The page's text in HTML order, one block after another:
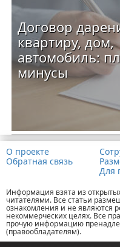
Договор
квартиру, дом,
автомобиль:
минусы
О проекте
Обратная связь
Для
Информация взята из
читателями. Все статьи
ознакомления и не являются
некоммерческих целях. Все
прочую информацию
(правообладателям).